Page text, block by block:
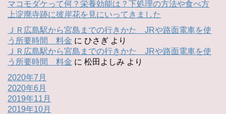
マコモダケって何？栄養効能は？下処理の方法や食べ方
上淀廃寺跡に彼岸花を見にいってきました
ＪＲ広島駅から宮島までの行きかた JRや路面電車を使
う所要時間 料金 に ひさぎ より
ＪＲ広島駅から宮島までの行きかた JRや路面電車を使
う所要時間 料金 に 松田よしみ より
2020年7月
2020年6月
2019年11月
2019年10月